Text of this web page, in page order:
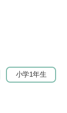
小学1年生